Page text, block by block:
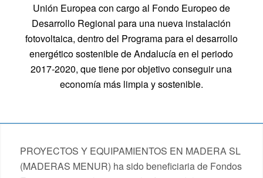
Unión Europea con cargo al Fondo Europeo de
Desarrollo Regional para una nueva instalación
fotovoltaica, dentro del Programa para el desarrollo
energético sostenible de Andalucía en el periodo
2017-2020, que tiene por objetivo conseguir una
economía más limpia y sostenible.
PROYECTOS Y EQUIPAMIENTOS EN MADERA SL
(MADERAS MENUR) ha sido beneficiaria de Fondos